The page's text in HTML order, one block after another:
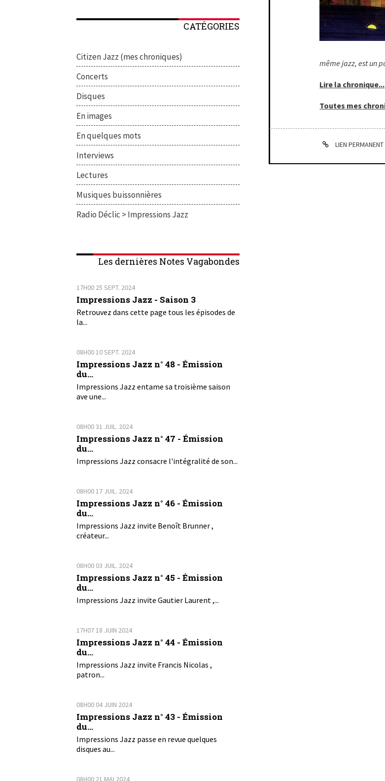
CATÉGORIES
Citizen Jazz (mes chroniques)
Concerts
Disques
En images
En quelques mots
Interviews
Lectures
Musiques buissonnières
Radio Déclic > Impressions Jazz
Les dernières Notes Vagabondes
17H00 25 SEPT. 2024
Impressions Jazz - Saison 3
Retrouvez dans cette page tous les épisodes de
la...
08H00 10SEPT. 2024
Impressions Jazz n° 48 - Émission
du...
Impressions Jazz entame sa troisième saison
ave une...
08H0031 JUIL. 2024
Impressions Jazz n° 47 - Émission
du...
Impressions Jazz consacre l'intégralité de son...
08H00 17 JUIL. 2024
Impressions Jazz n° 46 - Émission
du...
Impressions Jazz invite Benoît Brunner ,
créateur...
08H00 03 JUIL. 2024
Impressions Jazz n° 45 - Émission
du...
Impressions Jazz invite Gautier Laurent ,...
17H07 18 JUIN 2024
Impressions Jazz n° 44 - Émission
du...
Impressions Jazz invite Francis Nicolas ,
patron...
08H00 04 JUIN 2024
Impressions Jazz n° 43 - Émission
du...
Impressions Jazz passe en revue quelques
disques au...
08H00 21 MAI 2024
même jazz, est un
Lire la chronique...
Toutes mes
LIEN PERMANENT